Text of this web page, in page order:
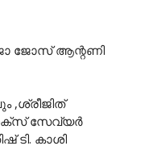
ജോസ് ആന്റണി
സേവ്യർ
ടി. കാശി